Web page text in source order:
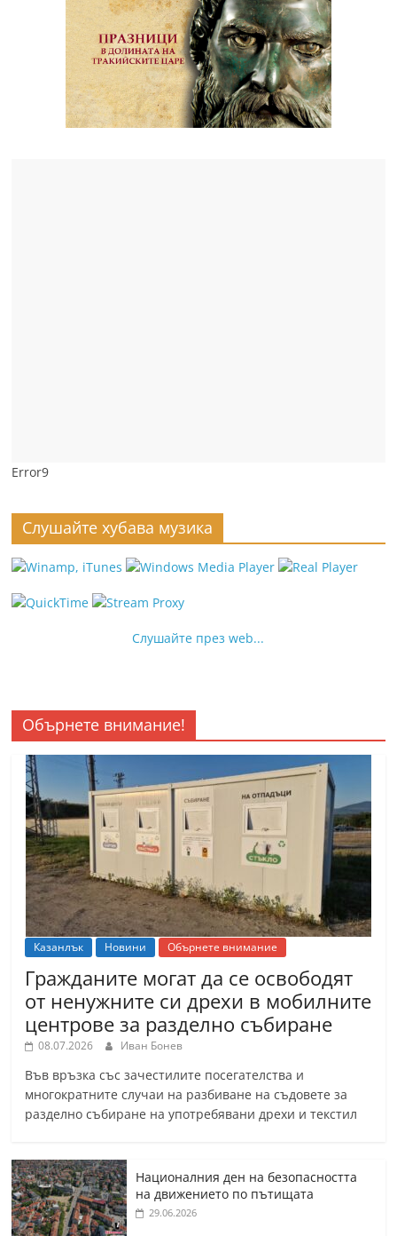
Error9
Слушайте хубава музика
Слушайте през web...
Обърнете внимание!
Казанлък Новини Обърнете внимание
Гражданите могат да се освободят
от ненужните си дрехи в мобилните
центрове за разделно събиране
08.07.2026 Иван Бонев
Във връзка със зачестилите посегателства и
многократните случаи на разбиване на съдовете за
разделно събиране на употребявани дрехи и текстил
Националния ден на безопасността
на движението по пътищата
29.06.2026